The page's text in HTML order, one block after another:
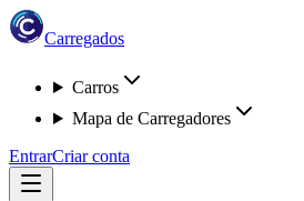
Carregados
Carros
Mapa de Carregadores
EntrarCriar conta